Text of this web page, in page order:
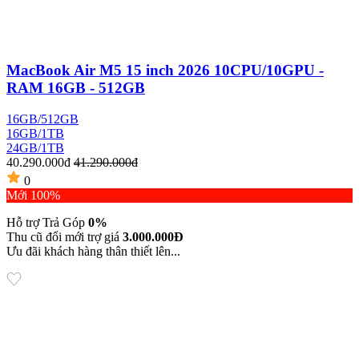
MacBook Air M5 15 inch 2026 10CPU/10GPU -
RAM 16GB - 512GB
16GB/512GB
16GB/1TB
24GB/1TB
40.290.000đ 41.290.000đ
0
Mới 100%
Hỗ trợ Trả Góp 0%
Thu cũ đổi mới trợ giá 3.000.000Đ
Ưu đãi khách hàng thân thiết lên...